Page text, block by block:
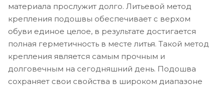
материала прослужит долго. Литьевой метод
крепления подошвы обеспечивает с верхом
обуви единое целое, в результате достигается
полная герметичность в месте литья. Такой метод
крепления является самым прочным и
долговечным на сегодняшний день. Подошва
сохраняет свои свойства в широком диапазоне